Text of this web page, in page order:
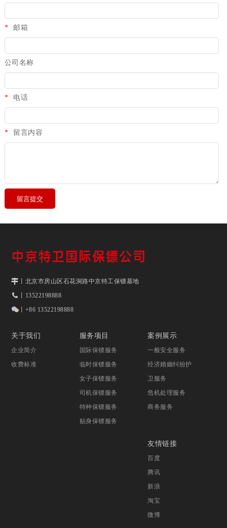
* 邮箱
公司名称
* 电话
* 留言内容
丨北京市房山区石花洞路中京特工保镖基地
丨13522198888
丨+86 13522198888
关于我们
企业简介
收费标准
服务项目
国际保镖服务
临时保镖服务
女子保镖服务
司机保镖服务
特种保镖服务
贴身保镖服务
案例展示
一般安全服务
经济婚姻纠纷护
卫服务
危机处理服务
商务服务
友情链接
百度
腾讯
新浪
淘宝
微博